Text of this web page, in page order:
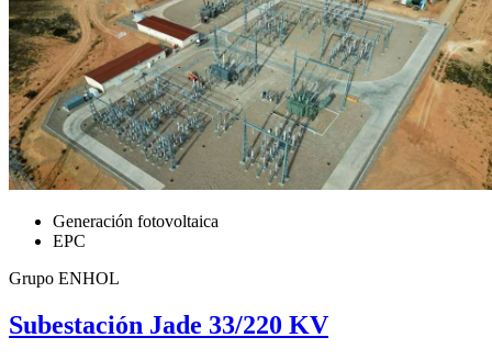
Generación fotovoltaica
EPC
Grupo ENHOL
Subestación Jade 33/220 KV